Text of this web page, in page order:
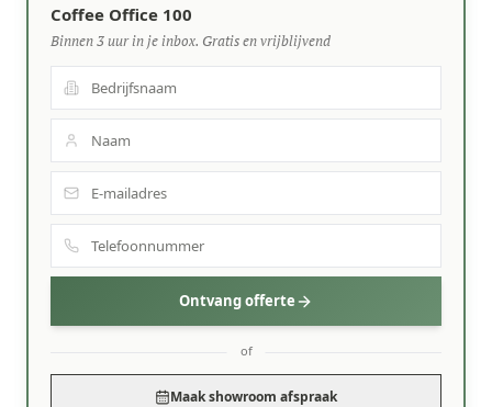
Coffee Office 100
Binnen 3 uur in je inbox. Gratis en vrijblijvend
Ontvang offerte
of
Maak showroom afspraak